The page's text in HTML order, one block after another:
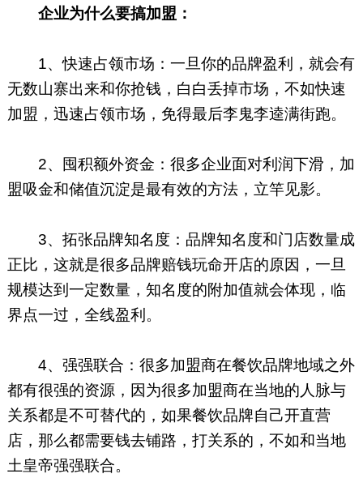
企业为什么要搞加盟：
1、快速占领市场：一旦你的品牌盈利，就会有
无数山寨出来和你抢钱，白白丢掉市场，不如快速
加盟，迅速占领市场，免得最后李鬼李逵满街跑。
2、囤积额外资金：很多企业面对利润下滑，加
盟吸金和储值沉淀是最有效的方法，立竿见影。
3、拓张品牌知名度：品牌知名度和门店数量成
正比，这就是很多品牌赔钱玩命开店的原因，一旦
规模达到一定数量，知名度的附加值就会体现，临
界点一过，全线盈利。
4、强强联合：很多加盟商在餐饮品牌地域之外
都有很强的资源，因为很多加盟商在当地的人脉与
关系都是不可替代的，如果餐饮品牌自己开直营
店，那么都需要钱去铺路，打关系的，不如和当地
土皇帝强强联合。